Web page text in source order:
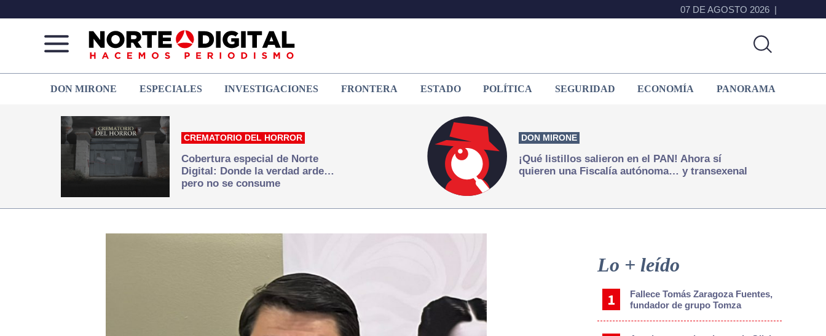
07 DE AGOSTO 2026
de
Juárez
que
hacemos periodismo
DON MIRONE ESPECIALES INVESTIGACIONES FRONTERA ESTADO POLÍTICA SEGURIDAD ECONOMÍA PANORAMA
CREMATORIO DEL HORROR
Cobertura especial de Norte
Digital: Donde la verdad arde…
pero no se consume
DON MIRONE
¡Qué listillos salieron en el PAN! Ahora sí
quieren una Fiscalía autónoma… y transexenal
Sidebar
Lo + leído
Fallece Tomás Zaragoza Fuentes,
fundador de grupo Tomza